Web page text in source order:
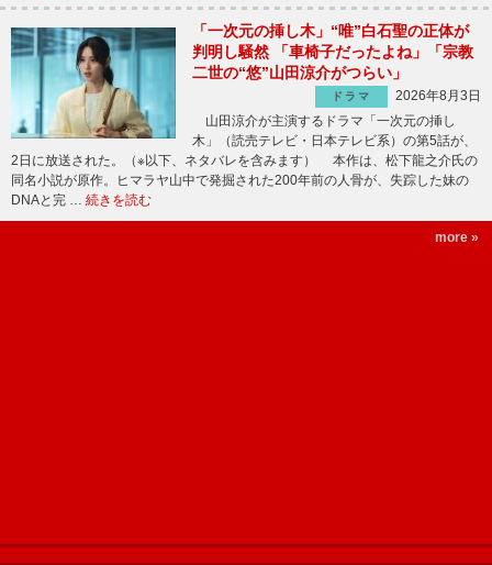
「一次元の挿し木」“唯”白石聖の正体が
判明し騒然 「車椅子だったよね」「宗教
二世の“悠”山田涼介がつらい」
ドラマ
2026年8月3日
山田涼介が主演するドラマ「一次元の挿し
木」（読売テレビ・日本テレビ系）の第5話が、
2日に放送された。（※以下、ネタバレを含みます） 本作は、松下龍之介氏の
同名小説が原作。ヒマラヤ山中で発掘された200年前の人骨が、失踪した妹の
DNAと完 … 続きを読む
more »